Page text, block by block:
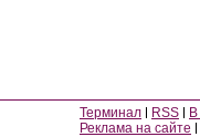
Терминал RSS
Реклама на сайте